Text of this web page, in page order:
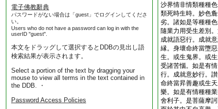
電子佛教辭典
パスワードがない場合は「guest」でログインしてくださ
い。
Users who do not have a password can log in with the
userID "guest".
本文をドラッグして選択するとDDBの見出し語
検索結果が表示されます。
Select a portion of the text by dragging your
mouse to view all terms in the text contained in
the DDB. ・
Password Access Policies
沙界情非情類種種
類死時生時。妙色
劣。諸如是等種種
隨業力用受生差別
成就語惡行。成就
縁。身壞命終當墮
生。或生鬼界。或
受諸苦惱。如是有
行。成就意妙行。
命終當昇善趣或生
樂。如是有情種種
舍利子。是菩薩摩